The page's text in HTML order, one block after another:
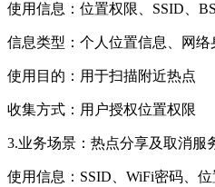
使用信息：位置权限、SSID、
信息类型：个人位置信息、网络
使用目的：用于扫描附近热点
收集方式：用户授权位置权限
3.业务场景：热点分享及取消服
使用信息：SSID、WiFi密码、